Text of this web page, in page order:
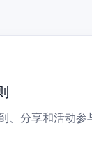
、分享和活动参